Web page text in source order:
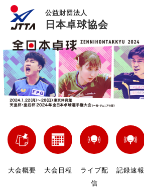
公益財団法人
日本卓球協会
大会概要 大会日程
ライブ配
信
記録速報